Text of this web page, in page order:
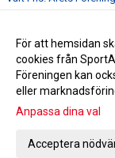
Premiär! RISEN-loppet
Pantburkar
För att hemsidan
cookies från
Föreningen kan
eller
Anpassa dina val
Acceptera